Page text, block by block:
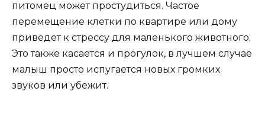
питомец может простудиться. Частое
перемещение клетки по квартире или дому
приведет к стрессу для маленького животного.
Это также касается и прогулок, в лучшем случае
малыш просто испугается новых громких
звуков или убежит.